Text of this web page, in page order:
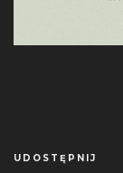
UDOSTĘPNIJ